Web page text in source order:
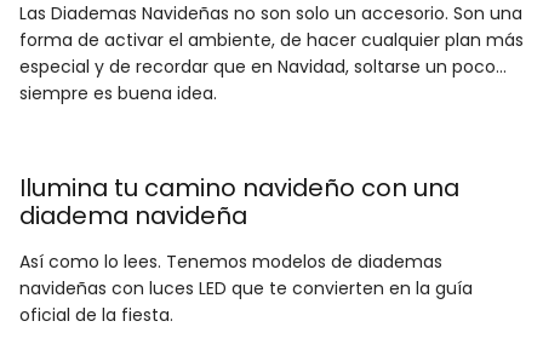
Las Diademas Navideñas no son solo un accesorio. Son una
forma de activar el ambiente, de hacer cualquier plan más
especial y de recordar que en Navidad, soltarse un poco…
siempre es buena idea.
Ilumina tu camino navideño con una
diadema navideña
Así como lo lees. Tenemos modelos de diademas
navideñas con luces LED que te convierten en la guía
oficial de la fiesta.